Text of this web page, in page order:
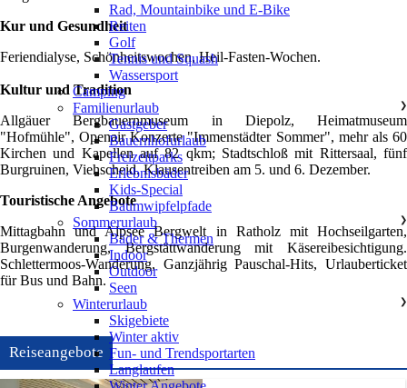
Kur und Gesundheit
Feriendialyse, Schönheitswochen, Heil-Fasten-Wochen.
Kultur und Tradition
Allgäuer Bergbauernmuseum in Diepolz, Heimatmuseum
"Hofmühle", Openair Konzerte "Immenstädter Sommer", mehr als 60
Kirchen und Kapellen auf 82 qkm; Stadtschloß mit Rittersaal, fünf
Burgruinen, Viehscheid. Klausentreiben am 5. und 6. Dezember.
Touristische Angebote
Mittagbahn und Alpsee Bergwelt in Ratholz mit Hochseilgarten,
Burgenwanderung, Bergstättwanderung mit Käsereibesichtigung.
Schlettermoos-Wanderung, Ganzjährig Pauschal-Hits, Urlauberticket
für Bus und Bahn.
Reiseangebote
Rad, Mountainbike und E-Bike
Reiten
Golf
Tennis und Squash
Wassersport
Camping
Familienurlaub
❯
Gastgeber
Bauernhofurlaub
Freizeitparks
Erlebnisbäder
Kids-Special
Baumwipfelpfade
Sommerurlaub
❯
Bäder & Thermen
Indoor
Outdoor
Seen
Winterurlaub
❯
Skigebiete
Winter aktiv
Fun- und Trendsportarten
Langlaufen